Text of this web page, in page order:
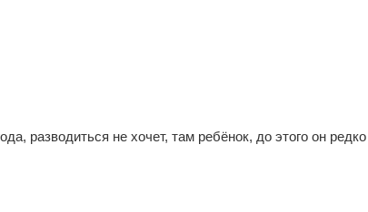
разводиться не хочет, там ребёнок, до этого он